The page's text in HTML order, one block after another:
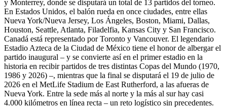
y Monterrey, donde se disputará un total de 13 partidos del torneo.
En Estados Unidos, el balón rueda en once ciudades, entre ellas
Nueva York/Nueva Jersey, Los Ángeles, Boston, Miami, Dallas,
Houston, Seattle, Atlanta, Filadelfia, Kansas City y San Francisco.
Canadá está representado por Toronto y Vancouver. El legendario
Estadio Azteca de la Ciudad de México tiene el honor de albergar el
partido inaugural – y se convierte así en el primer estadio en la
historia en recibir partidos de tres distintas Copas del Mundo (1970,
1986 y 2026) –, mientras que la final se disputará el 19 de julio de
2026 en el MetLife Stadium de East Rutherford, a las afueras de
Nueva York. Entre la sede más al norte y la más al sur hay casi
4.000 kilómetros en línea recta – un reto logístico sin precedentes.